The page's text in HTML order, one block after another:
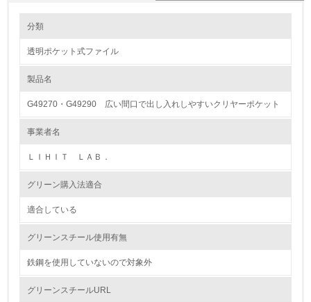
1.環境取り組み体制
分類
透明ポケット式ファイル
製品名
G49270・G49290 広い間口で出し入れしやすいクリヤーポケット
事業者名
ＬＩＨＩＴ ＬＡＢ．
グリーン購入法適合
適合している
グリーンスチール使用有無
鉄鋼を使用していないので対象外
グリーンスチールURL